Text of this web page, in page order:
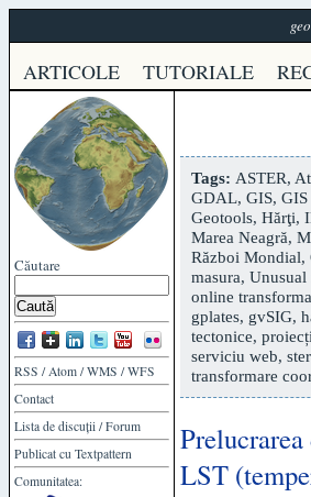
ARTICOLE TUTORIALE
Căutare
RSS /Atom /WMS /WFS
Contact
Lista de discuții /Forum
Publicat cu Textpattern
Comunitatea:
Tags: ASTER,
GDAL, GIS, GIS
Geotools, Hărţi,
Marea Neagră,
Război Mondial,
masura, Unusual
online
gplates, gvSIG,
tectonice,
serviciu web,
transformare
LST